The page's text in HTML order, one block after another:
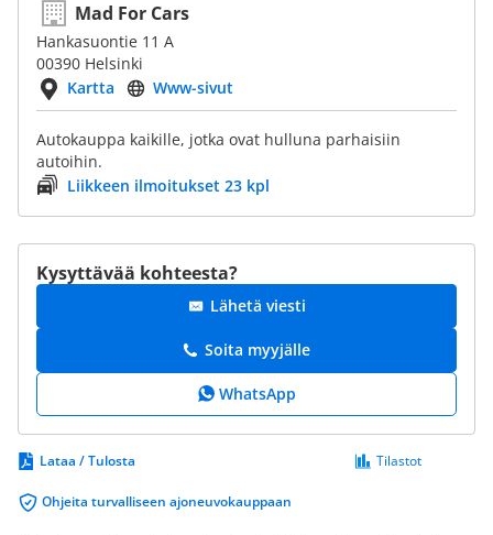
Mad For Cars
Hankasuontie 11 A
00390 Helsinki
Kartta
Www-sivut
Autokauppa kaikille, jotka ovat hulluna parhaisiin
autoihin.
Liikkeen ilmoitukset 23 kpl
Kysyttävää kohteesta?
Lähetä viesti
Soita myyjälle
WhatsApp
Lataa / Tulosta
Ohjeita turvalliseen ajoneuvokauppaan
Tilastot